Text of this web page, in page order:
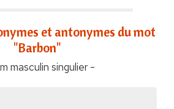
et antonymes du mot
"Barbon"
masculin singulier -